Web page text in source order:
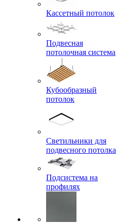
Кассетный потолок
Подвесная
потолочная система
Кубообразный
потолок
Светильники для
подвесного потолка
Подсистема на
профилях